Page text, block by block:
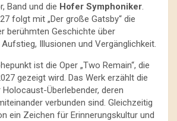
Band und die Hofer Symphoniker.
folgt mit „Der große Gatsby“ die
berühmten Geschichte über
Illusionen und Vergänglichkeit.
ist die Oper „Two Remain“, die
gezeigt wird. Das Werk erzählt die
Überlebender, deren
verbunden sind. Gleichzeitig
ein Zeichen für Erinnerungskultur und